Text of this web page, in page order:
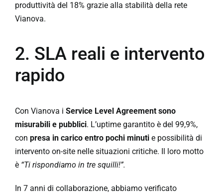
produttività del 18% grazie alla stabilità della rete
Vianova.
2. SLA reali e intervento
rapido
Con Vianova i Service Level Agreement sono
misurabili e pubblici. L’uptime garantito è del 99,9%,
con presa in carico entro pochi minuti e possibilità di
intervento on-site nelle situazioni critiche. Il loro motto
è “Ti rispondiamo in tre squilli!”.
In 7 anni di collaborazione, abbiamo verificato